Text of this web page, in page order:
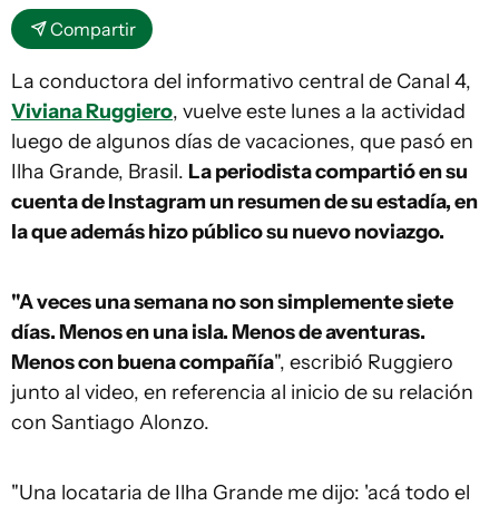
Compartir
La conductora del informativo central de Canal 4,
Viviana Ruggiero, vuelve este lunes a la actividad
luego de algunos días de vacaciones, que pasó en
Ilha Grande, Brasil. La periodista compartió en su
cuenta de Instagram un resumen de su estadía, en
la que además hizo público su nuevo noviazgo.
"A veces una semana no son simplemente siete
días. Menos en una isla. Menos de aventuras.
Menos con buena compañía", escribió Ruggiero
junto al video, en referencia al inicio de su relación
con Santiago Alonzo.
"Una locataria de Ilha Grande me dijo: 'acá todo el